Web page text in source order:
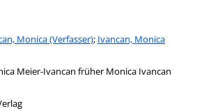
diesem Verfasser
Monica (Verfasser); Ivancan, Monica
Meier-Ivancan früher Monica Ivancan